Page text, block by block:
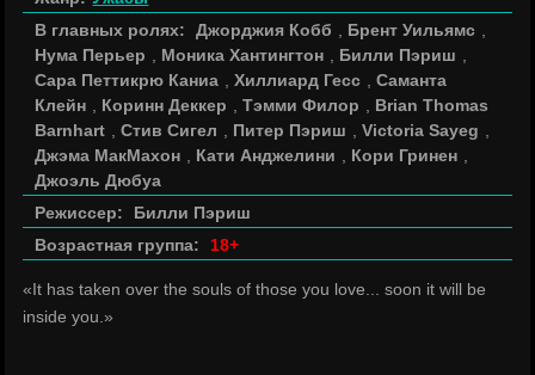
В главных ролях:
Джорджия Кобб Брент Уильямс
Нума Перьер
Моника Хантингтон Билли Пэриш
Сара Петтикрю Каниа
,Хиллиард Гесс ,Саманта
Клейн
Коринн Деккер ,Тэмми Филор
Brian Thomas
Barnhart
,Стив Сигел Питер Пэриш ,Victoria Sayeg
Джэма МакМахон
Кати Анджелини Кори Гринен
Джоэль Дюбуа
Режиссер:
Билли Пэриш
Возрастная группа:
18+
«It has taken over the souls of those you love... soon it will be
inside you.»